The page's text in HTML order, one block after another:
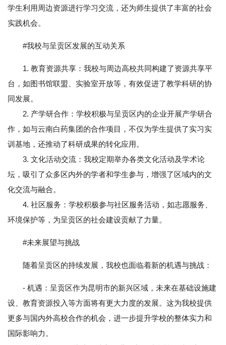
学生利用周边资源进行学习交流，还为师生提供了丰富的社会
实践机会。
#我校与呈贡区发展的互动关系
1. 教育资源共享：我校与周边高校共同构建了资源共享平
台，如图书馆联盟、实验室开放等，有效促进了教学科研的协
同发展。
2. 产学研合作：学校积极与呈贡区内的企业开展产学研合
作，如与云南白药集团的合作项目，不仅为学生提供了实习实
训基地，还推动了科研成果的转化应用。
3. 文化活动交流：我校定期举办各类文化活动及学术论
坛，吸引了众多区内外的学者和学生参与，增强了区域内的文
化交流与融合。
4. 社区服务：学校积极参与社区服务活动，如志愿服务、
环境保护等，为呈贡区的社会建设贡献了力量。
#未来展望与挑战
随着呈贡区的持续发展，我校也面临着新的机遇与挑战：
- 机遇：呈贡区作为昆明市的新兴区域，未来在基础设施建
设、教育资源投入等方面将有更大力度的发展。这为我校提供
更多与国内外高校合作的机会，进一步提升学校的整体实力和
国际影响力。